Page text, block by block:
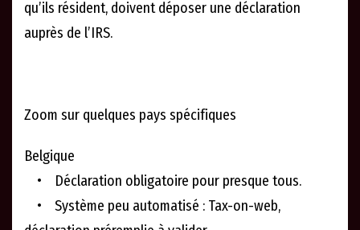
qu’ils résident, doivent déposer une déclaration
auprès de l’IRS.
Zoom sur quelques pays spécifiques
Belgique
• Déclaration obligatoire pour presque tous.
• Système peu automatisé : Tax-on-web,